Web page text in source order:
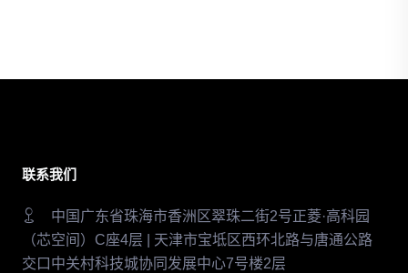
联系我们
中国广东省珠海市香洲区翠珠二街2号正菱·高科园
（芯空间）C座4层 | 天津市宝坻区西环北路与唐通公路
交口中关村科技城协同发展中心7号楼2层